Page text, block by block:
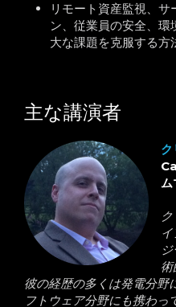
リモート資産監視、サ
ン、従業員の安全、
大な課題を克服する方
主な講演者
ム
術
彼の経歴の多くは発電分野
フトウェア分野にも携わ